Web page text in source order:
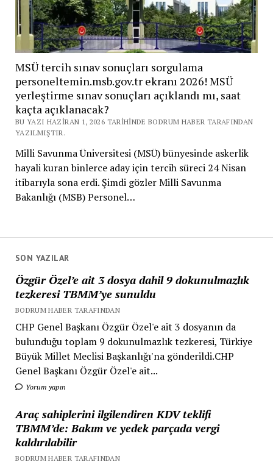
SON YAZILAR
Özgür Özel’e ait 3 dosya dahil 9 dokunulmazlık
tezkeresi TBMM’ye sunuldu
BODRUM HABER TARAFINDAN
CHP Genel Başkanı Özgür Özel'e ait 3 dosyanın da
bulunduğu toplam 9 dokunulmazlık tezkeresi, Türkiye
Büyük Millet Meclisi Başkanlığı'na gönderildi.CHP
Genel Başkanı Özgür Özel'e ait...
Yorum yapın
Araç sahiplerini ilgilendiren KDV teklifi
TBMM’de: Bakım ve yedek parçada vergi
kaldırılabilir
BODRUM HABER TARAFINDAN
MSÜ tercih sınav sonuçları sorgulama
personeltemin.msb.gov.tr ekranı 2026! MSÜ
yerleştirme sınav sonuçları açıklandı mı, saat
kaçta açıklanacak?
BU YAZI HAZIRAN 1, 2026 TARIHINDE BODRUM HABER TARAFINDAN
YAZILMIŞTIR.
Milli Savunma Üniversitesi (MSÜ) bünyesinde askerlik
hayali kuran binlerce aday için tercih süreci 24 Nisan
itibarıyla sona erdi. Şimdi gözler Milli Savunma
Bakanlığı (MSB) Personel…